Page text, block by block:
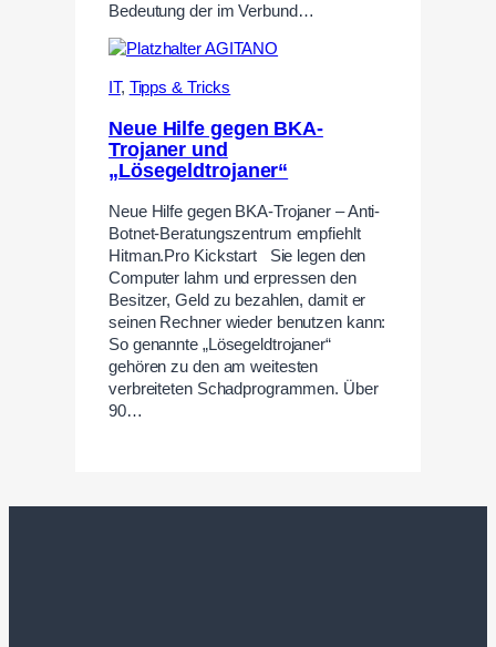
Bedeutung der im Verbund…
IT, Tipps & Tricks
Neue Hilfe gegen BKA-
Trojaner und
„Lösegeldtrojaner“
Neue Hilfe gegen BKA-Trojaner – Anti-
Botnet-Beratungszentrum empfiehlt
Hitman.Pro Kickstart Sie legen den
Computer lahm und erpressen den
Besitzer, Geld zu bezahlen, damit er
seinen Rechner wieder benutzen kann:
So genannte „Lösegeldtrojaner“
gehören zu den am weitesten
verbreiteten Schadprogrammen. Über
90…